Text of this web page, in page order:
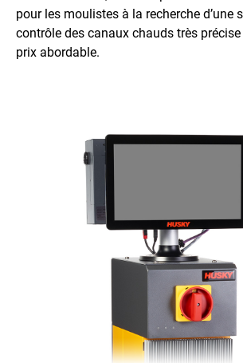
pour les moulistes à la recherche d’une
contrôle des canaux chauds très
prix abordable.